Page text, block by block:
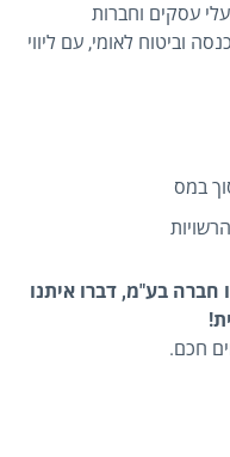
עסקים וחברות
וביטוח לאומי, עם ליווי
במס
בע"מ, דברו איתנו
חכם.